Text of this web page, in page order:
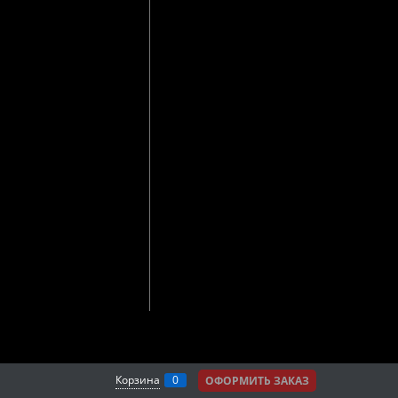
Корзина 0 ОФОРМИТЬ ЗАКАЗ